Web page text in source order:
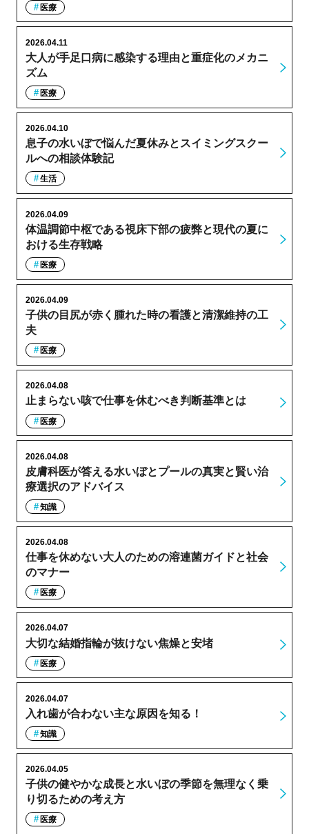
医療
大人が手足口病に感染する理由と重症化のメカニ
ズム
2026.04.11
医療
息子の水いぼで悩んだ夏休みとスイミングスクー
ルへの相談体験記
2026.04.10
生活
体温調節中枢である視床下部の疲弊と現代の夏に
おける生存戦略
2026.04.09
医療
子供の目尻が赤く腫れた時の看護と清潔維持の工
夫
2026.04.09
医療
止まらない咳で仕事を休むべき判断基準とは
2026.04.08
医療
皮膚科医が答える水いぼとプールの真実と賢い治
療選択のアドバイス
2026.04.08
知識
仕事を休めない大人のための溶連菌ガイドと社会
のマナー
2026.04.08
医療
大切な結婚指輪が抜けない焦燥と安堵
2026.04.07
医療
入れ歯が合わない主な原因を知る！
2026.04.07
知識
子供の健やかな成長と水いぼの季節を無理なく乗
り切るための考え方
2026.04.05
医療